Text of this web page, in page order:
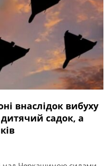
внаслідок вибуху
садок, а